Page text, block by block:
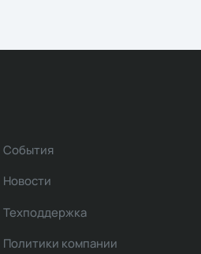
События
Новости
Техподдержка
Политики компании